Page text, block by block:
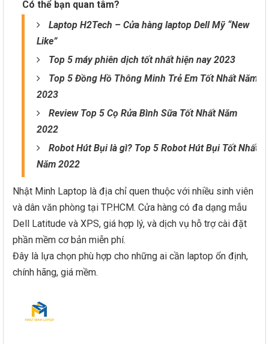
Có thể bạn quan tâm?
Laptop H2Tech – Cửa hàng laptop Dell Mỹ “New
Like”
Top 5 máy phiên dịch tốt nhất hiện nay 2023
Top 5 Đồng Hồ Thông Minh Trẻ Em Tốt Nhất Năm
2023
Review Top 5 Cọ Rửa Bình Sữa Tốt Nhất Năm
2022
Robot Hút Bụi là gì? Top 5 Robot Hút Bụi Tốt Nhất
Năm 2022
Nhật Minh Laptop là địa chỉ quen thuộc với nhiều sinh viên
và dân văn phòng tại TP.HCM. Cửa hàng có đa dạng mẫu
Dell Latitude và XPS, giá hợp lý, và dịch vụ hỗ trợ cài đặt
phần mềm cơ bản miễn phí.
Đây là lựa chọn phù hợp cho những ai cần laptop ổn định,
chính hãng, giá mềm.